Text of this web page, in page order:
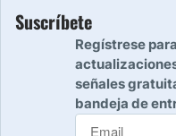
Suscríbete
Regístrese
señales
bandeja de